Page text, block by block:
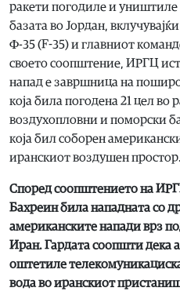
ракети погодиле и
базата во Јордан,
Ф-35 (F-35) и главниот
своето соопштение, ИРГЦ
напад е завршница на
која била погодена 21 цел во
воздухопловни и поморски
која бил соборен
иранскиот воздушен простор.
Според соопштението на
Бахреин била нападната со
американските напади врз
Иран. Гардата соопшти дека
оштетиле
вода во иранскиот